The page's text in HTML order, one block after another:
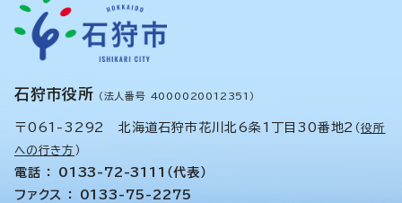
石狩市役所 （法人番号 4000020012351）
〒061-3292 北海道石狩市花川北6条1丁目30番地2 （役所
への行き方 ）
電話 ： 0133-72-3111（代表）
ファクス ： 0133-75-2275